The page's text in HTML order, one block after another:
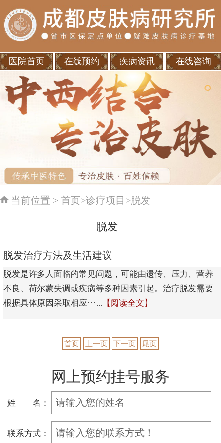
医院首页 在线预约 疾病资讯 在线咨询
当前位置 > 首页>诊疗项目 >脱发
脱发
脱发治疗方法及生活建议
脱发是许多人面临的常见问题，可能由遗传、压力、营养
不良、荷尔蒙失调或疾病等多种因素引起。治疗脱发需要
根据具体原因采取相应···... 【阅读全文】
首页 上一页 下一页 尾页
网上预约挂号服务
姓 名：
联系方式：